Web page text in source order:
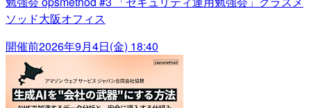
ソッド大阪オフィス
開催前2026年9月4日(金) 18:40